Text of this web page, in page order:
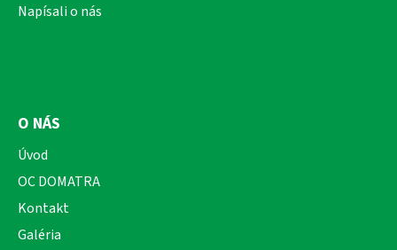
Napísali o nás
O NÁS
Úvod
OC DOMATRA
Kontakt
Galéria